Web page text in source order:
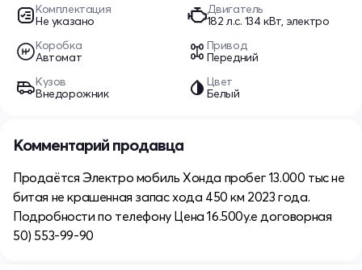
Комплектация
Не указано
Двигатель
182 л.c. 134 кВт, электро
Коробка
Автомат
Привод
Передний
Кузов
Внедорожник
Цвет
Белый
Комментарий продавца
Продаётся Электро мобиль Хонда пробег 13.000 тыс не
битая не крашенная запас хода 450 км 2023 года.
Подробности по телефону Цена 16.500у.е договорная
50) 553-99-90